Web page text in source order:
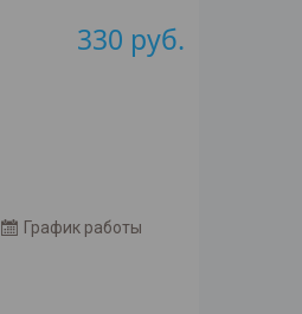
330 руб.
График работы